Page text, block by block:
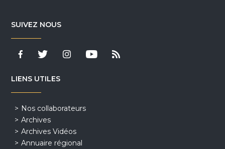
SUIVEZ NOUS
LIENS UTILES
Nos collaborateurs
Archives
Archives Vidéos
Annuaire régional